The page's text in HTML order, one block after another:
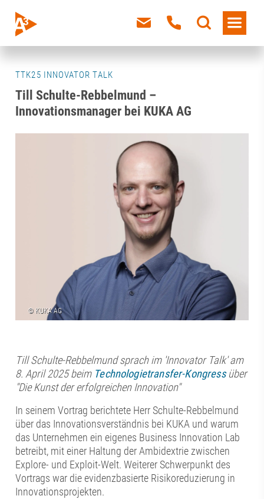
TTK25 INNOVATOR TALK
Till Schulte-Rebbelmund –
Innovationsmanager bei KUKA AG
Till Schulte-Rebbelmund sprach im 'Innovator Talk' am
8. April 2025 beim Technologietransfer-Kongressüber
"Die Kunst der erfolgreichen Innovation"
In seinem Vortrag berichtete Herr Schulte-Rebbelmund
über das Innovationsverständnis bei KUKA und warum
das Unternehmen ein eigenes Business Innovation Lab
betreibt, mit einer Haltung der Ambidextrie zwischen
Explore- und Exploit-Welt. Weiterer Schwerpunkt des
Vortrags war die evidenzbasierte Risikoreduzierung in
Innovationsprojekten.